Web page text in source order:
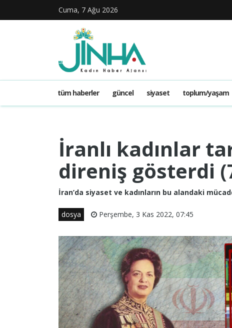
Cuma, 7 Ağu 2026
tüm haberler güncel siyaset toplum/yaşam
İranlı kadınlar
direniş gösterdi
İran’da siyaset ve kadınların bu alandaki
dosya Perşembe, 3 Kas 2022, 07:45